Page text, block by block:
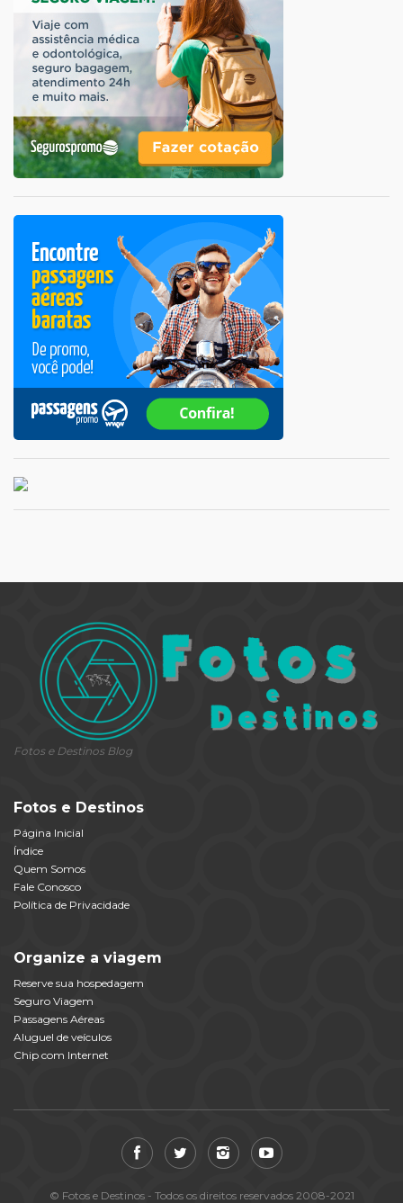
Fotos e Destinos Blog
Fotos e Destinos
Página Inicial
Índice
Quem Somos
Fale Conosco
Política de Privacidade
Organize a viagem
Reserve sua hospedagem
Seguro Viagem
Passagens Aéreas
Aluguel de veículos
Chip com Internet
© Fotos e Destinos - Todos os direitos reservados 2008-2021